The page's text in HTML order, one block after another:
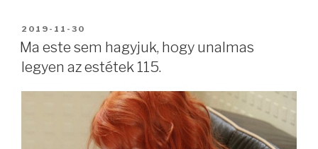
BEKÜLDVE:
2019-11-30
Ma este sem hagyjuk, hogy unalmas
legyen az estétek 115.